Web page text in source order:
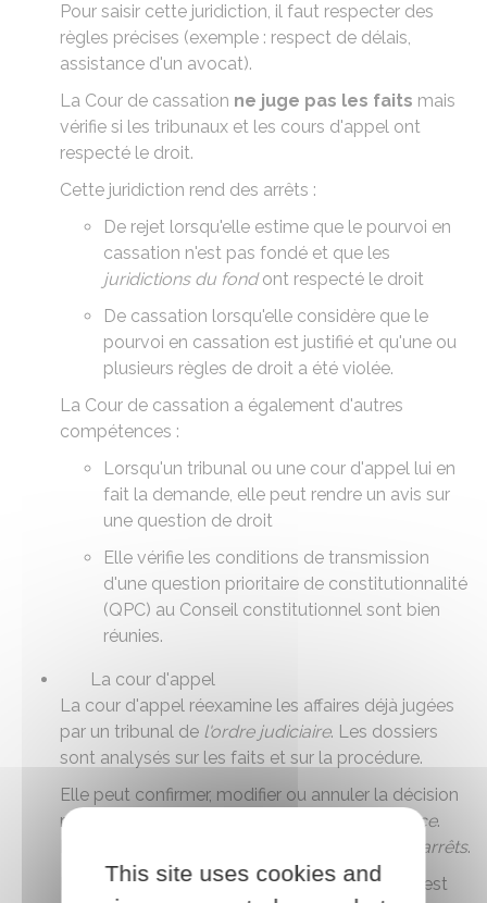
Pour saisir cette juridiction, il faut respecter des
règles précises (exemple : respect de délais,
assistance d'un avocat).
La Cour de cassation ne juge pas les faits mais
vérifie si les tribunaux et les cours d'appel ont
respecté le droit.
Cette juridiction rend des arrêts :
De rejet lorsqu'elle estime que le pourvoi en
cassation n'est pas fondé et que les
juridictions du fondont respecté le droit
De cassation lorsqu'elle considère que le
pourvoi en cassation est justifié et qu'une ou
plusieurs règles de droit a été violée.
La Cour de cassation a également d'autres
compétences :
Lorsqu'un tribunal ou une cour d'appel lui en
fait la demande, elle peut rendre un avis sur
une question de droit
Elle vérifie les conditions de transmission
d'une question prioritaire de constitutionnalité
(QPC) au Conseil constitutionnel sont bien
réunies.
La cour d'appel
La cour d'appel réexamine les affaires déjà jugées
par un tribunal de l'ordre judiciaire. Les dossiers
sont analysés sur les faits et sur la procédure.
Elle peut confirmer, modifier ou annuler la décision
rendue par les
juridictions de première instance.
arrêts.
Il existe 36 cours d'appel en France. Chacune est
This site uses cookies and